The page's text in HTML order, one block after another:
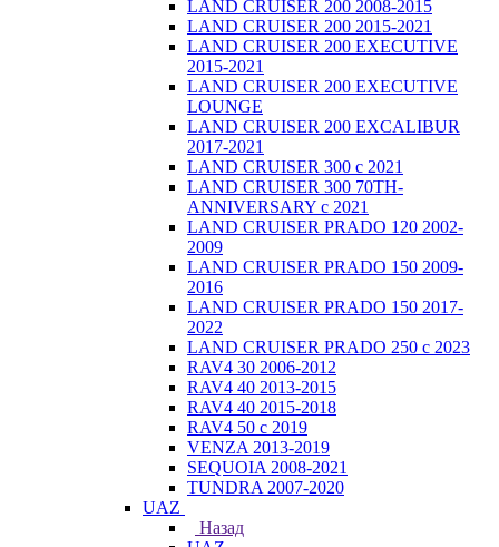
LAND CRUISER 200 2008-2015
LAND CRUISER 200 2015-2021
LAND CRUISER 200 EXECUTIVE
2015-2021
LAND CRUISER 200 EXECUTIVE
LOUNGE
LAND CRUISER 200 EXCALIBUR
2017-2021
LAND CRUISER 300 с 2021
LAND CRUISER 300 70TH-
ANNIVERSARY с 2021
LAND CRUISER PRADO 120 2002-
2009
LAND CRUISER PRADO 150 2009-
2016
LAND CRUISER PRADO 150 2017-
2022
LAND CRUISER PRADO 250 с 2023
RAV4 30 2006-2012
RAV4 40 2013-2015
RAV4 40 2015-2018
RAV4 50 с 2019
VENZA 2013-2019
SEQUOIA 2008-2021
TUNDRA 2007-2020
UAZ
Назад